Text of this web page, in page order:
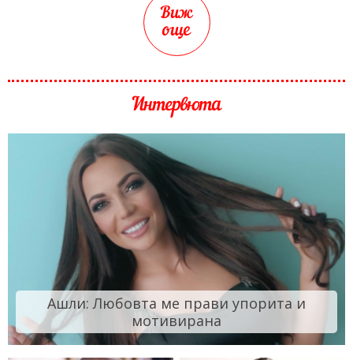
Виж
още
Интервюта
Ашли: Любовта ме прави упорита и
мотивирана